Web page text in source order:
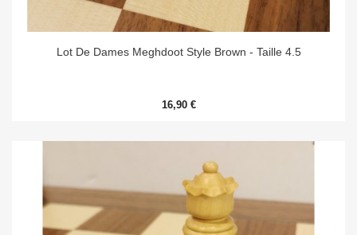
Lot De Dames Meghdoot Style Brown - Taille 4.5
16,90 €